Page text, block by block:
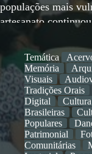
populações mais
artesanato
turistas após a
recebemos moções
patrimônio
Temática
Memória
Visuais
Tradições Orais
Digital
Brasileiras
Populares
Patrimonial
Comunitárias